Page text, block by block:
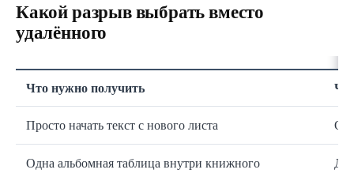
Какой разрыв выбрать вместо
удалённого
Что нужно получить
Просто начать текст с нового листа
Одна альбомная таблица внутри книжного